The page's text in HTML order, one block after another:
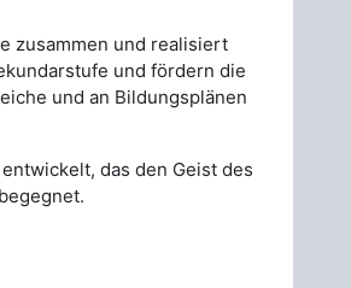
zusammen und realisiert
und fördern die
und an Bildungsplänen
das den Geist des